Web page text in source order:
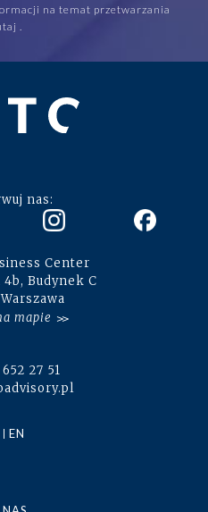
na temat przetwarzania
nas:
Center
Budynek C
mapie
27 51
EN